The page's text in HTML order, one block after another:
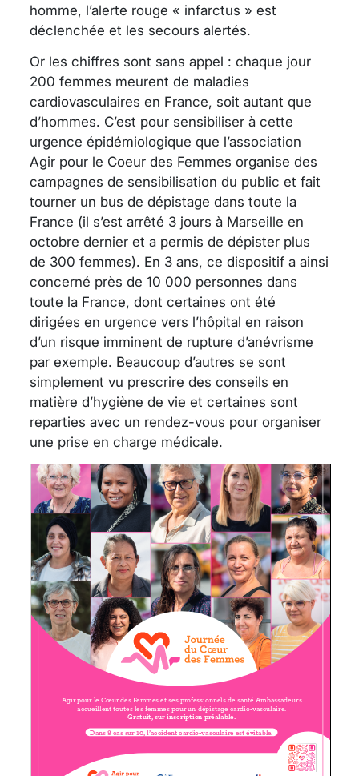
homme, l’alerte rouge « infarctus » est
déclenchée et les secours alertés.
Or les chiffres sont sans appel : chaque jour
200 femmes meurent de maladies
cardiovasculaires en France, soit autant que
d’hommes. C’est pour sensibiliser à cette
urgence épidémiologique que l’association
Agir pour le Coeur des Femmes organise des
campagnes de sensibilisation du public et fait
tourner un bus de dépistage dans toute la
France (il s’est arrêté 3 jours à Marseille en
octobre dernier et a permis de dépister plus
de 300 femmes). En 3 ans, ce dispositif a ainsi
concerné près de 10 000 personnes dans
toute la France, dont certaines ont été
dirigées en urgence vers l’hôpital en raison
d’un risque imminent de rupture d’anévrisme
par exemple. Beaucoup d’autres se sont
simplement vu prescrire des conseils en
matière d’hygiène de vie et certaines sont
reparties avec un rendez-vous pour organiser
une prise en charge médicale.